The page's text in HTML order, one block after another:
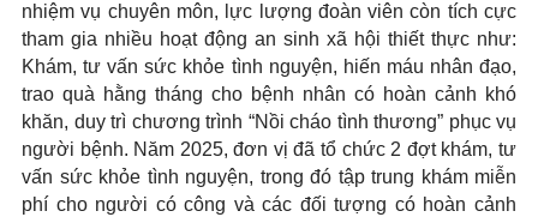
nhiệm vụ chuyên môn, lực lượng đoàn viên còn tích cực
tham gia nhiều hoạt động an sinh xã hội thiết thực như:
Khám, tư vấn sức khỏe tình nguyện, hiến máu nhân đạo,
trao quà hằng tháng cho bệnh nhân có hoàn cảnh khó
khăn, duy trì chương trình “Nồi cháo tình thương” phục vụ
người bệnh. Năm 2025, đơn vị đã tổ chức 2 đợt khám, tư
vấn sức khỏe tình nguyện, trong đó tập trung khám miễn
phí cho người có công và các đối tượng có hoàn cảnh